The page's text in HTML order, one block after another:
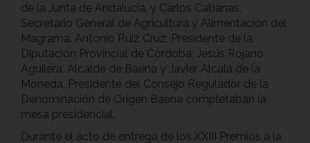
de la Junta de Andalucía, y Carlos Cabanas,
Secretario General de Agricultura y Alimentación del
Magrama. Antonio Ruiz Cruz, Presidente de la
Diputación Provincial de Córdoba; Jesús Rojano
Aguilera, Alcalde de Baena y Javier Alcalá de la
Moneda, Presidente del Consejo Regulador de la
Denominación de Origen Baena completaban la
mesa presidencial.
Durante el acto de entrega de los XXIII Premios a la